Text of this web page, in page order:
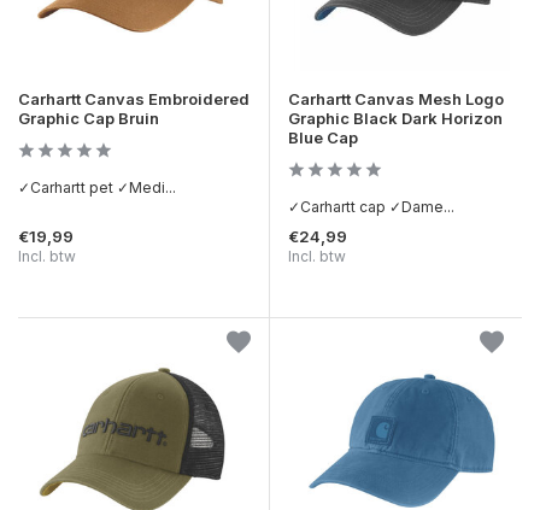
Carhartt Canvas Embroidered
Graphic Cap Bruin
✓Carhartt pet ✓Medi...
€19,99
Incl. btw
Carhartt Canvas Mesh Logo
Graphic Black Dark Horizon
Blue Cap
✓Carhartt cap ✓Dame...
€24,99
Incl. btw